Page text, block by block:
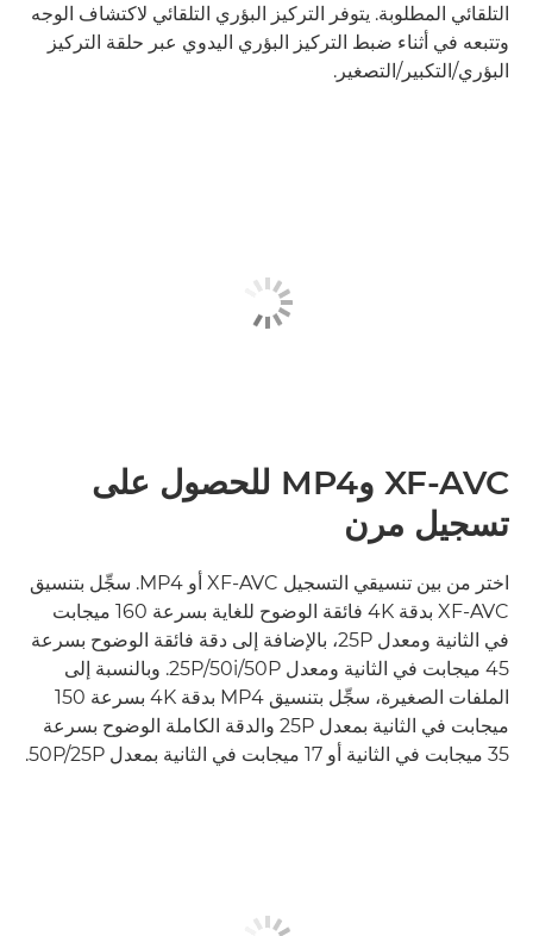
التلقائي المطلوبة. يتوفر التركيز البؤري التلقائي لاكتشاف الوجه
وتتبعه في أثناء ضبط التركيز البؤري اليدوي عبر حلقة التركيز
البؤري/التكبير/التصغير.
XF-AVC وMP4 للحصول على
تسجيل مرن
اختر من بين تنسيقي التسجيل XF-AVC أو MP4. سجِّل بتنسيق
XF-AVC بدقة 4K فائقة الوضوح للغاية بسرعة 160 ميجابت
في الثانية ومعدل 25P، بالإضافة إلى دقة فائقة الوضوح بسرعة
45 ميجابت في الثانية ومعدل 50P‏/50i‏/25P. وبالنسبة إلى
الملفات الصغيرة، سجِّل بتنسيق MP4 بدقة 4K بسرعة 150
ميجابت في الثانية بمعدل 25P والدقة الكاملة الوضوح بسرعة
35 ميجابت في الثانية أو 17 ميجابت في الثانية بمعدل 50P/25P.